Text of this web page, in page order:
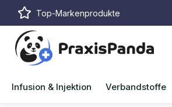
Hauptinhalt springen
Zur Suche springen
Zur Hauptnavigation springen
Top-Markenprodukte
Infusion & Injektion Verbandstoffe